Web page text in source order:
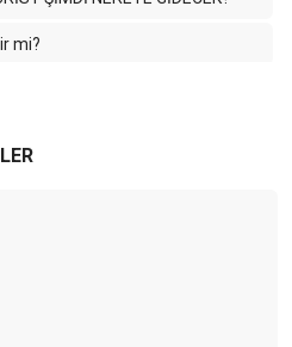
mi?
hedefler koymalıyız